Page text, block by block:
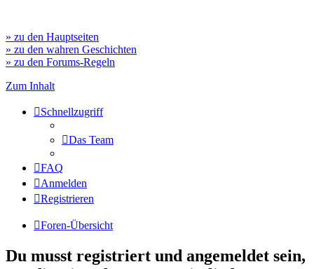
» zu den Hauptseiten
» zu den wahren Geschichten
» zu den Forums-Regeln
Zum Inhalt
Schnellzugriff
Das Team
FAQ
Anmelden
Registrieren
Foren-Übersicht
Du musst registriert und angemeldet sein,